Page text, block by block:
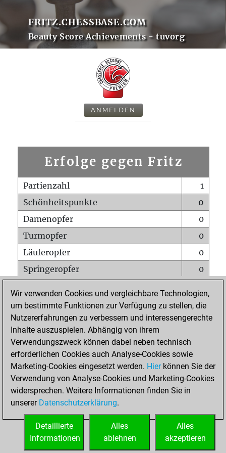
FRITZ.CHESSBASE.COM
Beauty Score Achievements - tuvorg
ANMELDEN
Erfolge gegen Fritz
Partienzahl
1
Schönheitspunkte
0
Damenopfer
0
Turmopfer
0
Läuferopfer
0
Springeropfer
0
Matt auf vollem Brett
0
Bauer setzt Matt
0
Erstickte Matts
Unterverwandlungen
Türme auf der siebten
0
STARTSEITE
Wir verwenden Cookies und vergleichbare Technologien,
um bestimmte Funktionen zur Verfügung zu stellen, die
Nutzererfahrungen zu verbessern und interessengerechte
Inhalte auszuspielen. Abhängig von ihrem
Verwendungszweck können dabei neben technisch
erforderlichen Cookies auch Analyse-Cookies sowie
Marketing-Cookies eingesetzt werden. Hierkönnen Sie der
Verwendung von Analyse-Cookies und Marketing-Cookies
widersprechen. Weitere Informationen finden Sie in
unserer Datenschutzerklärung.
Alles
akzeptieren
Alles
ablehnen
Detaillierte
Informationen